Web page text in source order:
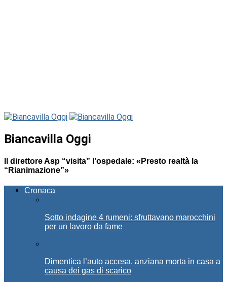
Biancavilla Oggi
Il direttore Asp “visita” l’ospedale: «Presto realtà la
“Rianimazione”»
Cronaca
Sotto indagine 4 rumeni: sfruttavano marocchini
per un lavoro da fame
Dimentica l’auto accesa, anziana morta in casa a
causa dei gas di scarico